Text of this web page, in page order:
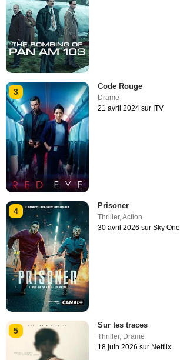
3
Code Rouge
Drame
21 avril 2024 sur ITV
4
Prisoner
Thriller,Action
30 avril 2026 sur Sky One
5
Sur tes traces
Thriller, Drame
18 juin 2026 sur Netflix